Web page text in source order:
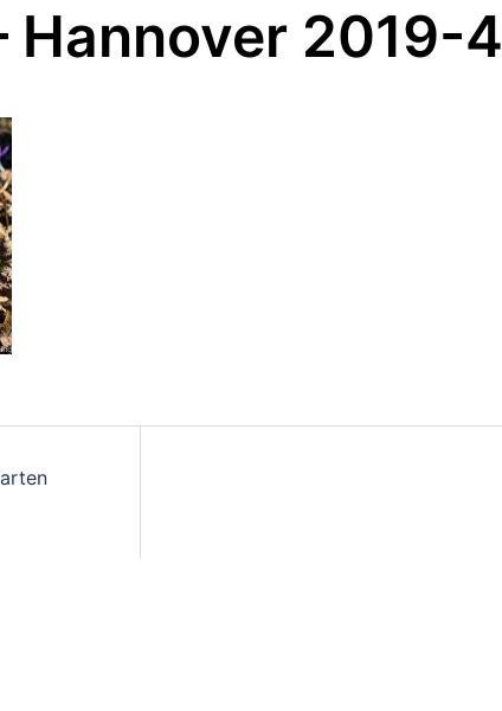
Hannover 2019-4